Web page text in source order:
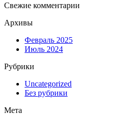
Свежие комментарии
Архивы
Февраль 2025
Июль 2024
Рубрики
Uncategorized
Без рубрики
Мета